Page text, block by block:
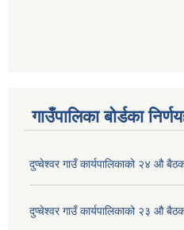
गाउँपालिका बोर्डका
दुप्चेश्वर गाउँ कार्यपालिकाको २४ औ
दुप्चेश्वर गाउँ कार्यपालिकाको २३ औ